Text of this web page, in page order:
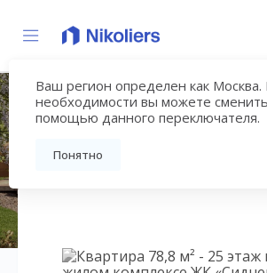
Ваш регион определен как
необходимости вы можете
помощью данного переключателя.
Понятно
ЖК «Сидней
Вернуться на страницу